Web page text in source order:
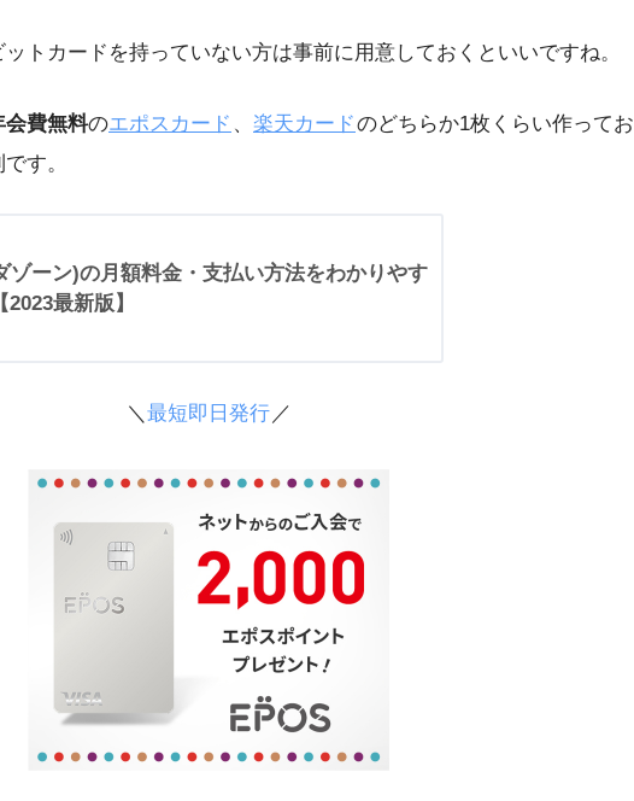
トカードを持っていない方は事前に用意しておくといいですね。
会費無料のエポスカード 、 楽天カードのどちらか1枚くらい作ってお
す。
ゾーン)の月額料金・支払い方法をわかりやす
2023最新版】
＼最短即日発行 ／